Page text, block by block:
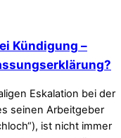
Kündigung –
Eskalation bei der
seinen Arbeitgeber
ist nicht immer